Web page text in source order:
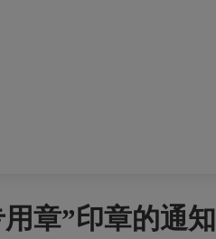
章”印章的通知